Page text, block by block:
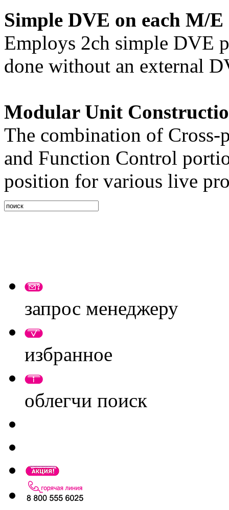
Simple DVE on each M/E
Employs 2ch simple DVE
done without an external
Modular Unit
The combination of
and Function Control
position for various live
запрос менеджеру
избранное
облегчи поиск